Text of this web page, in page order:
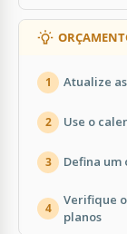
1 Atualize
2 Use o
3 Defina
4
Verifique
planos